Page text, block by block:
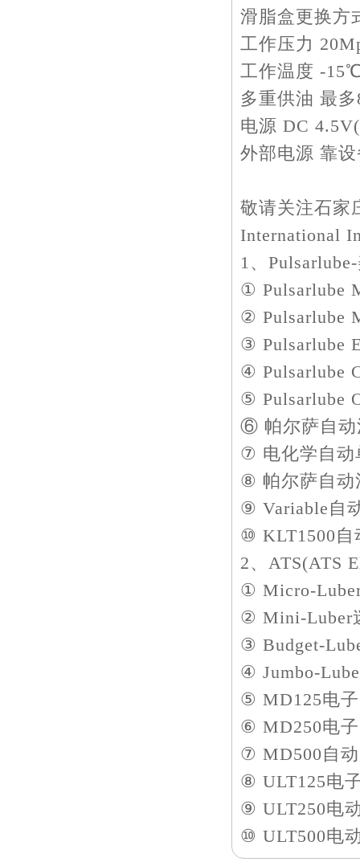
滑脂盒更换方
工作压力
工作温度 -
多重供油 最
电源 DC
外部电源 靠
敬请关注石家
International
1、
① Pulsarlube
② Pulsarlube
③ Pulsarlube
④ Pulsarlube
⑤ Pulsarlube
⑥ 帕尔萨自动
⑦ 电化学自动
⑧ 帕尔萨自动
⑨ Variable自
⑩ KLT1500自
2、ATS(ATS
① Micro-
② Mini-Luber
③ Budget-
④ Jumbo-
⑤ MD125电
⑥ MD250电
⑦ MD500自
⑧ ULT125电
⑨ ULT250电
⑩ ULT500电